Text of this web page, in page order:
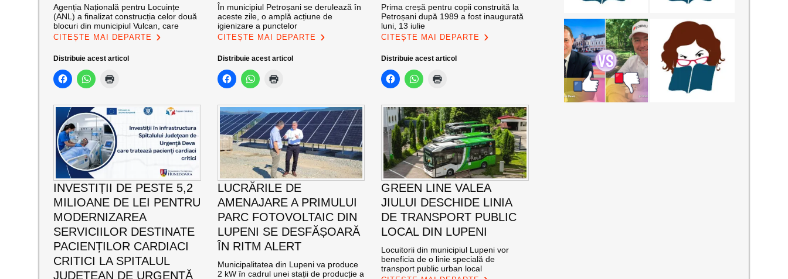
Agenția Națională pentru Locuințe
(ANL) a finalizat construcția celor două
blocuri din municipiul Vulcan, care
CITEȘTE MAI DEPARTE
Distribuie acest articol
În municipiul Petroșani se derulează în
aceste zile, o amplă acțiune de
igienizare a punctelor
CITEȘTE MAI DEPARTE
Distribuie acest articol
Prima creșă pentru copii construită la
Petroșani după 1989 a fost inaugurată
luni, 13 iulie
CITEȘTE MAI DEPARTE
Distribuie acest articol
INVESTIȚII DE PESTE 5,2
MILIOANE DE LEI PENTRU
MODERNIZAREA
SERVICIILOR DESTINATE
PACIENȚILOR CARDIACI
CRITICI LA SPITALUL
JUDEȚEAN DE URGENȚĂ
LUCRĂRILE DE
AMENAJARE A PRIMULUI
PARC FOTOVOLTAIC DIN
LUPENI SE DESFĂȘOARĂ
ÎN RITM ALERT
Municipalitatea din Lupeni va produce
2 kW în cadrul unei stații de producție a
GREEN LINE VALEA
JIULUI DESCHIDE LINIA
DE TRANSPORT PUBLIC
LOCAL DIN LUPENI
Locuitorii din municipiul Lupeni vor
beneficia de o linie specială de
transport public urban local